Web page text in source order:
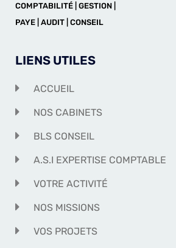
COMPTABILITÉ | GESTION |
PAYE | AUDIT | CONSEIL
LIENS UTILES
ACCUEIL
NOS CABINETS
BLS CONSEIL
A.S.I EXPERTISE COMPTABLE
VOTRE ACTIVITÉ
NOS MISSIONS
VOS PROJETS